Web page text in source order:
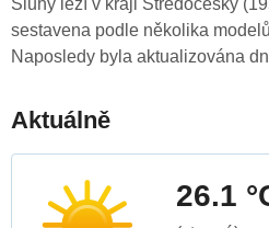
Sluhy leží v kraji Středočeský
sestavena podle několika
Naposledy byla aktualizována
Aktuálně
26.1